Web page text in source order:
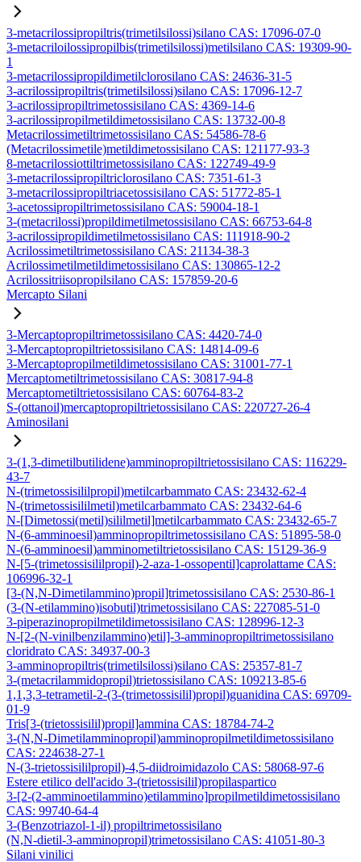
3-metacrilossipropiltris(trimetilsilossi)silano CAS: 17096-07-0
3-metacriloilossipropilbis(trimetilsilossi)metilsilano CAS: 19309-90-
1
3-metacrilossipropildimetilclorosilano CAS: 24636-31-5
3-acrilossipropiltris(trimetilsilossi)silano CAS: 17096-12-7
3-acrilossipropiltrimetossisilano CAS: 4369-14-6
3-acrilossipropilmetildimetossisilano CAS: 13732-00-8
Metacrilossimetiltrimetossisilano CAS: 54586-78-6
(Metacrilossimetile)metildimetossisilano CAS: 121177-93-3
8-metacrilossiottiltrimetossisilano CAS: 122749-49-9
3-metacrilossipropiltriclorosilano CAS: 7351-61-3
3-metacrilossipropiltriacetossisilano CAS: 51772-85-1
3-acetossipropiltrimetossisilano CAS: 59004-18-1
3-(metacrilossi)propildimetilmetossisilano CAS: 66753-64-8
3-acrilossipropildimetilmetossisilano CAS: 111918-90-2
Acrilossimetiltrimetossisilano CAS: 21134-38-3
Acrilossimetilmetildimetossisilano CAS: 130865-12-2
Acrilossitriisopropilsilano CAS: 157859-20-6
Mercapto Silani
3-Mercaptopropiltrimetossisilano CAS: 4420-74-0
3-Mercaptopropiltrietossisilano CAS: 14814-09-6
3-Mercaptopropilmetildimetossisilano CAS: 31001-77-1
Mercaptometiltrimetossisilano CAS: 30817-94-8
Mercaptometiltrietossisilano CAS: 60764-83-2
S-(ottanoil)mercaptopropiltrietossisilano CAS: 220727-26-4
Aminosilani
3-(1,3-dimetilbutilidene)amminopropiltrietossisilano CAS: 116229-
43-7
N-(trimetossisililpropil)metilcarbammato CAS: 23432-62-4
N-(trimetossisililmetil)metilcarbammato CAS: 23432-64-6
N-[Dimetossi(metil)sililmetil]metilcarbammato CAS: 23432-65-7
N-(6-amminoesil)amminopropiltrimetossisilano CAS: 51895-58-0
N-(6-amminoesil)amminometiltrietossisilano CAS: 15129-36-9
N-[5-(trimetossisililpropil)-2-aza-1-ossopentil]caprolattame CAS:
106996-32-1
[3-(N,N-Dimetilammino)propil]trimetossisilano CAS: 2530-86-1
(3-(N-etilammino)isobutil)trimetossisilano CAS: 227085-51-0
3-piperazinopropilmetildimetossisilano CAS: 128996-12-3
N-[2-(N-vinilbenzilammino)etil]-3-amminopropiltrimetossisilano
cloridrato CAS: 34937-00-3
3-amminopropiltris(trimetilsilossi)silano CAS: 25357-81-7
3-(metacrilammidopropil)trietossisilano CAS: 109213-85-6
1,1,3,3-tetrametil-2-(3-(trimetossisilil)propil)guanidina CAS: 69709-
01-9
Tris[3-(trietossisilil)propil]ammina CAS: 18784-74-2
3-(N,N-Dimetilamminopropil)amminopropilmetildimetossisilano
CAS: 224638-27-1
N-(3-trietossisililpropil)-4,5-diidroimidazolo CAS: 58068-97-6
Estere etilico dell'acido 3-(trietossisilil)propilaspartico
3-[2-(2-amminoetilammino)etilammino]propilmetildimetossisilano
CAS: 99740-64-4
3-(Benzotriazol-1-il) propiltrimetossisilano
(N,N-dietil-3-amminopropil)trimetossisilano CAS: 41051-80-3
Silani vinilici